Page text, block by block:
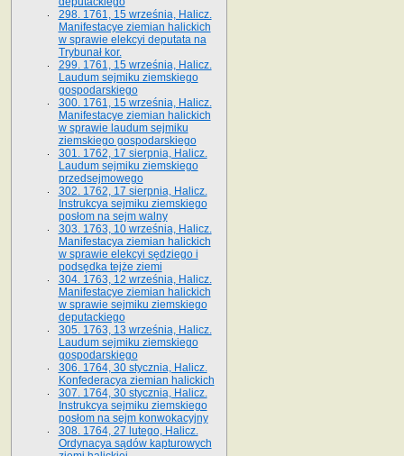
298. 1761, 15 września, Halicz.
Manifestacye ziemian halickich
w sprawie elekcyi deputata na
Trybunał kor.
299. 1761, 15 września, Halicz.
Laudum sejmiku ziemskiego
gospodarskiego
300. 1761, 15 września, Halicz.
Manifestacye ziemian halickich
w sprawie laudum sejmiku
ziemskiego gospodarskiego
301. 1762, 17 sierpnia, Halicz.
Laudum sejmiku ziemskiego
przedsejmowego
302. 1762, 17 sierpnia, Halicz.
Instrukcya sejmiku ziemskiego
posłom na sejm walny
303. 1763, 10 września, Halicz.
Manifestacya ziemian halickich
w sprawie elekcyi sędziego i
podsędka tejże ziemi
304. 1763, 12 września, Halicz.
Manifestacye ziemian halickich
w sprawie sejmiku ziemskiego
deputackiego
305. 1763, 13 września, Halicz.
Laudum sejmiku ziemskiego
gospodarskiego
306. 1764, 30 stycznia, Halicz.
Konfederacya ziemian halickich
307. 1764, 30 stycznia, Halicz.
Instrukcya sejmiku ziemskiego
posłom na sejm konwokacyjny
308. 1764, 27 lutego, Halicz.
Ordynacya sądów kapturowych